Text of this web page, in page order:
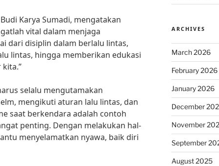
Karya Sumadi, mengatakan
vital dalam menjaga
dari disiplin dalam berlalu lintas,
lintas, hingga memberikan edukasi
selalu mengutamakan
mengikuti aturan lalu lintas, dan
saat berkendara adalah contoh
penting. Dengan melakukan hal-
menyelamatkan nyawa, baik diri
ARCHIVES
March 2026
February 2026
January 2026
December
November
September
August 2025